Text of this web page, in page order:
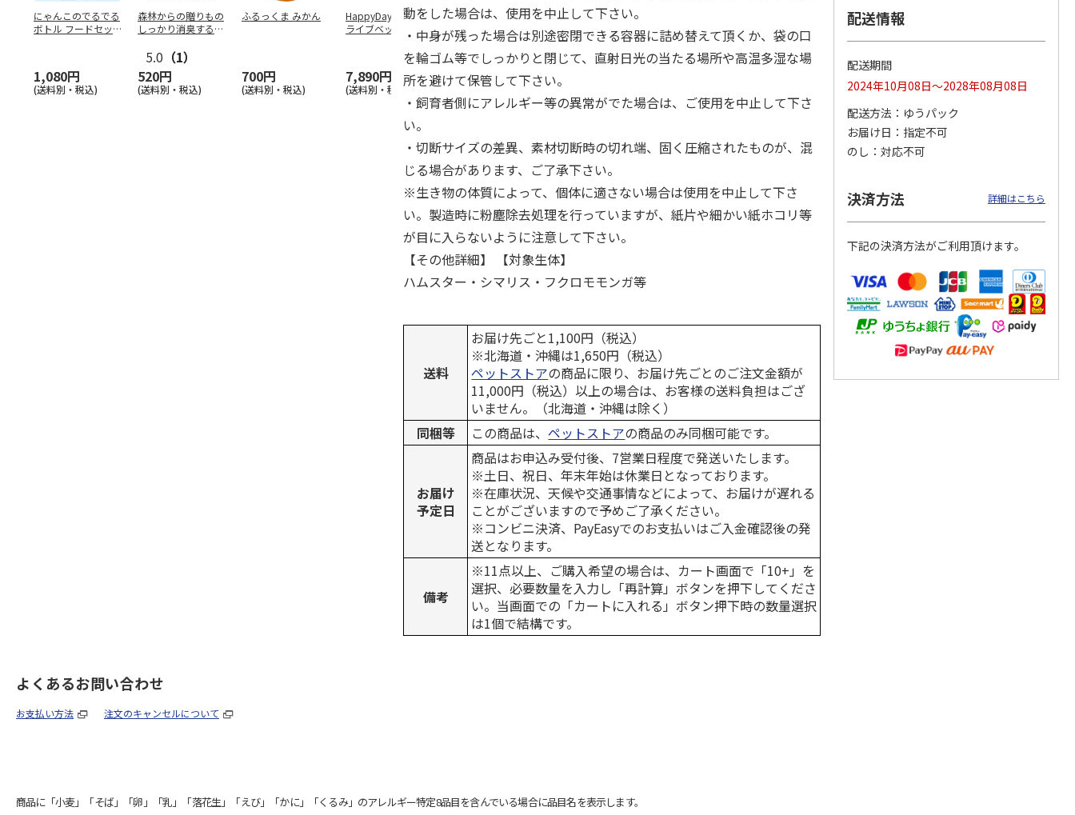
にゃんこのでるでる
ボトル フードセッ
1,080円
(送料別・税込)
森林からの贈りもの
しっかり消臭するひ
5.0 （1）
520円
(送料別・税込)
ふるっくま みかん
700円
(送料別・税込)
HappyDays 2wayド
ライブベッド グレ
7,890円
(送料別・税込)
獣医師開発 ニオイ
をとる砂専用 猫ト
イレ ナチュラルグ
レー
1,550円
(送料別・税込)
デオトイレ 飛び散
らない消臭・抗菌サ
ンド 4L
1,320円
(送料別・税込)
チ 健康に育つ子ね
こ用 まぐろ・かつ
おに…
ムデンタルコーン
ぐるぐるボーン型 S
…
ペット線香 虹のか
なた フルーティフ
ローラルの香り
590円
(送料別・税込)
えBOX とりささ…
380円
(送料別・税込)
動をした場合は、使用を中止して下さい。
・中身が残った場合は別途密閉できる容器に詰め替えて頂くか、袋の口
を輪ゴム等でしっかりと閉じて、直射日光の当たる場所や高温多湿な場
所を避けて保管して下さい。
・飼育者側にアレルギー等の異常がでた場合は、ご使用を中止して下さ
い。
・切断サイズの差異、素材切断時の切れ端、固く圧縮されたものが、混
じる場合があります、ご了承下さい。
※生き物の体質によって、個体に適さない場合は使用を中止して下さ
い。製造時に粉塵除去処理を行っていますが、紙片や細かい紙ホコリ等
が目に入らないように注意して下さい。
【その他詳細】 【対象生体】
ハムスター・シマリス・フクロモモンガ等
送料
お届け先ごと1,100円（税込）
※北海道・沖縄は1,650円（税込）
ペットストアの商品に限り、お届け先ごとのご注文金額が
11,000円（税込）以上の場合は、お客様の送料負担はござ
いません。（北海道・沖縄は除く）
同梱等
この商品は、ペットストアの商品のみ同梱可能です。
お届け
予定日
商品はお申込み受付後、7営業日程度で発送いたします。
※土日、祝日、年末年始は休業日となっております。
※在庫状況、天候や交通事情などによって、お届けが遅れる
ことがございますので予めご了承ください。
※コンビニ決済、PayEasyでのお支払いはご入金確認後の発
送となります。
備考
※11点以上、ご購入希望の場合は、カート画面で「10+」を
選択、必要数量を入力し「再計算」ボタンを押下してくださ
い。当画面での「カートに入れる」ボタン押下時の数量選択
は1個で結構です。
配送情報
配送期間
2024年10月08日～2028年08月08日
配送方法
ゆうパック
お届け日
指定不可
のし
対応不可
決済方法 詳細はこちら
下記の決済方法がご利用頂けます。
よくあるお問い合わせ
お支払い方法 注文のキャンセルについて
商品に「小麦」「そば」「卵」「乳」「落花生」「えび」「かに」「くるみ」のアレルギー特定8品目を含んでいる場合に品目名を表示します。